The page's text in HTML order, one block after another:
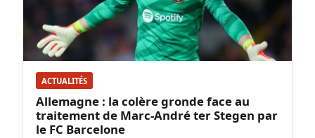
ACTUALITÉS
Allemagne : la colère gronde face au
traitement de Marc-André ter Stegen par
le FC Barcelone